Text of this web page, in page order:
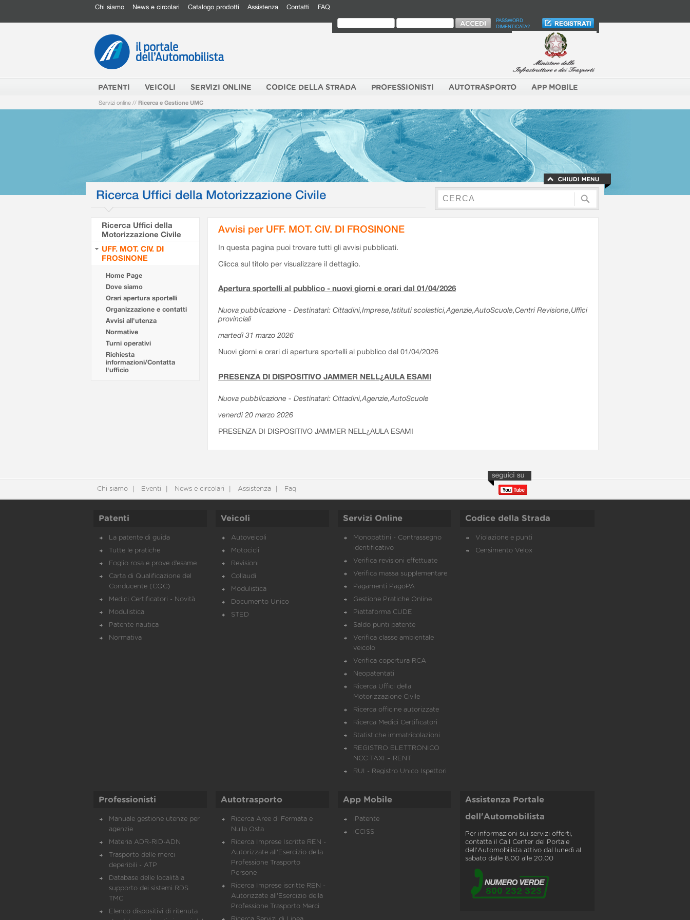
Chi siamo News e circolari Catalogo prodotti Assistenza Contatti FAQ
PASSWORD
DIMENTICATA?
PATENTI VEICOLI SERVIZI ONLINE CODICE DELLA STRADA PROFESSIONISTI AUTOTRASPORTO APP MOBILE
Servizi online // Ricerca e Gestione UMC
Ricerca Uffici della Motorizzazione Civile
Ricerca Uffici della
Motorizzazione Civile
UFF. MOT. CIV. DI
FROSINONE
Home Page
Dove siamo
Orari apertura sportelli
Organizzazione e contatti
Avvisi all'utenza
Normative
Turni operativi
Richiesta
informazioni/Contatta
l'ufficio
Avvisi per UFF. MOT. CIV. DI FROSINONE
In questa pagina puoi trovare tutti gli avvisi pubblicati.
Clicca sul titolo per visualizzare il dettaglio.
Apertura sportelli al pubblico - nuovi giorni e orari dal 01/04/2026
Nuova pubblicazione - Destinatari: Cittadini,Imprese,Istituti scolastici,Agenzie,AutoScuole,Centri Revisione,Uffici
provinciali
martedì 31 marzo 2026
Nuovi giorni e orari di apertura sportelli al pubblico dal 01/04/2026
PRESENZA DI DISPOSITIVO JAMMER NELL¿AULA ESAMI
Nuova pubblicazione - Destinatari: Cittadini,Agenzie,AutoScuole
venerdì 20 marzo 2026
PRESENZA DI DISPOSITIVO JAMMER NELL¿AULA ESAMI
Chi siamo Eventi News e circolari Assistenza Faq
Patenti
La patente di guida
Tutte le pratiche
Foglio rosa e prove d’esame
Carta di Qualificazione del
Conducente (CQC)
Medici Certificatori - Novità
Modulistica
Patente nautica
Normativa
Veicoli
Autoveicoli
Motocicli
Revisioni
Collaudi
Modulistica
Documento Unico
STED
Servizi Online
Monopattini - Contrassegno
identificativo
Verifica revisioni effettuate
Verifica massa supplementare
Pagamenti PagoPA
Gestione Pratiche Online
Piattaforma CUDE
Saldo punti patente
Verifica classe ambientale
veicolo
Verifica copertura RCA
Neopatentati
Ricerca Uffici della
Motorizzazione Civile
Ricerca officine autorizzate
Ricerca Medici Certificatori
Statistiche immatricolazioni
REGISTRO ELETTRONICO
NCC TAXI – RENT
RUI - Registro Unico Ispettori
Codice della Strada
Violazione e punti
Censimento Velox
Professionisti
Manuale gestione utenze per
agenzie
Materia ADR-RID-ADN
Trasporto delle merci
deperibili - ATP
Database delle località a
supporto dei sistemi RDS
TMC
Elenco dispositivi di ritenuta
Autotrasporto
Ricerca Aree di Fermata e
Nulla Osta
Ricerca Imprese Iscritte REN -
Autorizzate all'Esercizio della
Professione Trasporto
Persone
Ricerca Imprese iscritte REN -
Autorizzate all'Esercizio della
Professione Trasporto Merci
App Mobile
iPatente
iCCISS
Assistenza Portale
dell'Automobilista
Per informazioni sui servizi offerti,
contatta il Call Center del Portale
dell'Automobilista attivo dal lunedì al
sabato dalle 8.00 alle 20.00